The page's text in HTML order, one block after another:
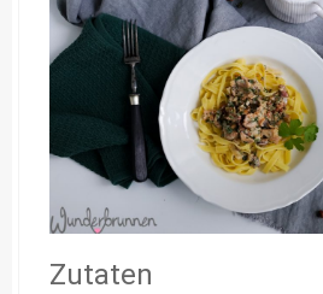
Zutaten